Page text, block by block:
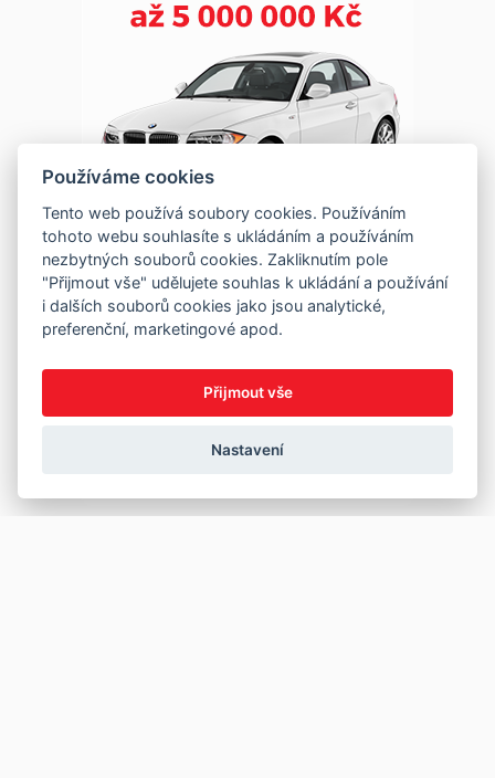
Používáme cookies
Tento web používá soubory cookies. Používáním
tohoto webu souhlasíte s ukládáním a používáním
nezbytných souborů cookies. Zakliknutím pole
"Přijmout vše" udělujete souhlas k ukládání a používání
i dalších souborů cookies jako jsou analytické,
preferenční, marketingové apod.
Přijmout vše
Nastavení